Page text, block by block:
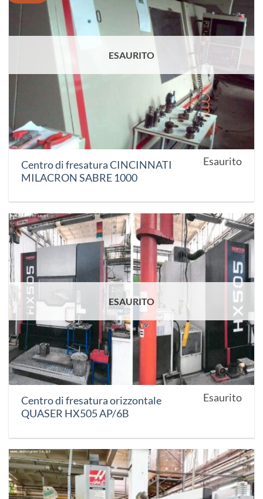
ESAURITO
Centro di fresatura CINCINNATI
MILACRON SABRE 1000
Esaurito
ESAURITO
Centro di fresatura orizzontale
QUASER HX505 AP/6B
Esaurito